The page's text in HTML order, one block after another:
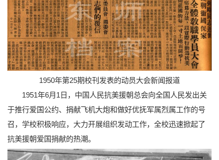
1950年第25期校刊发表的动员大会新闻报道
1951年6月1日，中国人民抗美援朝总会向全国人民发出关
于推行爱国公约、捐献飞机大炮和做好优抚军属烈属工作的号
召，学校积极响应，大力开展组织发动工作，全校迅速掀起了
抗美援朝爱国捐献的热潮。